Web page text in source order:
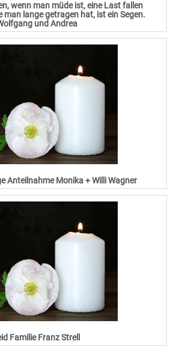
wenn man müde ist, eine Last fallen
man lange getragen hat, ist ein Segen.
und Andrea
Anteilnahme Monika + Willi Wagner
Familie Franz Strell